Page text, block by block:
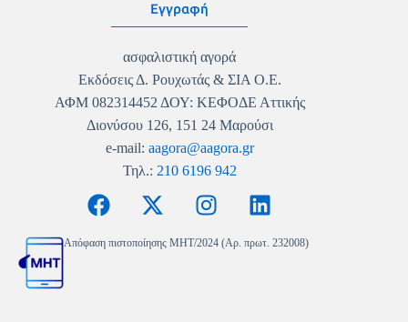
Εγγραφή
ασφαλιστική αγορά
Εκδόσεις Δ. Ρουχωτάς & ΣΙΑ Ο.Ε.
ΑΦΜ 082314452 ΔΟΥ: ΚΕΦΟΔΕ Αττικής
Διονύσου 126, 151 24 Μαρούσι
e-mail: aagora@aagora.gr
Τηλ.: 210 6196 942
Απόφαση πιστοποίησης MHT/2024 (Αρ. πρωτ. 232008)